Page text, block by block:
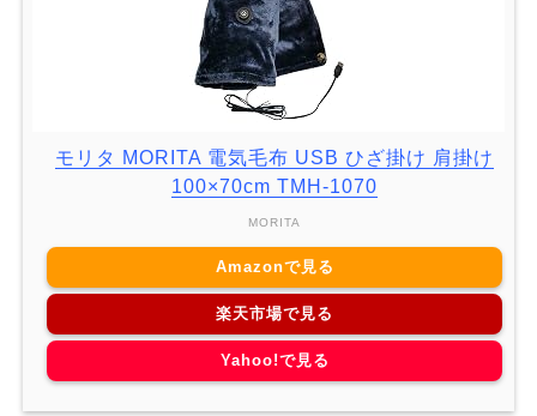
モリタ MORITA 電気毛布 USB ひざ掛け 肩掛け
100×70cm TMH-1070
MORITA
Amazonで見る
楽天市場で見る
Yahoo!で見る